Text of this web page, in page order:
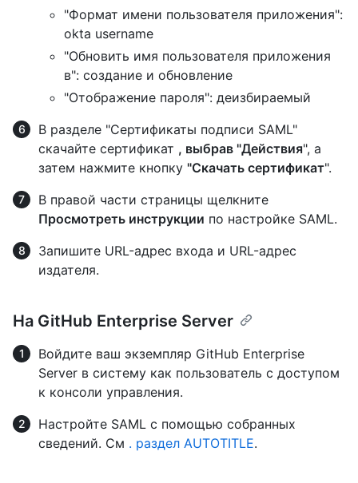
"Формат имени пользователя приложения":
okta username
"Обновить имя пользователя приложения
в": создание и обновление
"Отображение пароля": деизбираемый
В разделе "Сертификаты подписи SAML"
скачайте сертификат , выбрав "Действия", а
затем нажмите кнопку "Скачать сертификат".
В правой части страницы щелкните
Просмотреть инструкции по настройке SAML.
Запишите URL-адрес входа и URL-адрес
издателя.
На GitHub Enterprise Server
Войдите ваш экземпляр GitHub Enterprise
Server в систему как пользователь с доступом
к консоли управления.
Настройте SAML с помощью собранных
сведений. См . раздел AUTOTITLE.